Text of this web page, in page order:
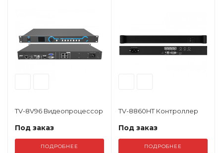
TV-8V96 Видеопроцессор
Под заказ
ПОДРОБНЕЕ
TV-8860HT Контроллер
Под заказ
ПОДРОБНЕЕ